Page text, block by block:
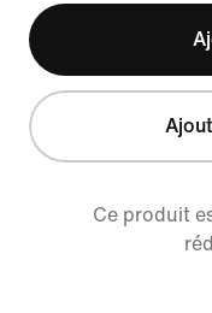
Ce produit